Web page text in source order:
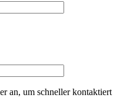
an, um schneller kontaktiert